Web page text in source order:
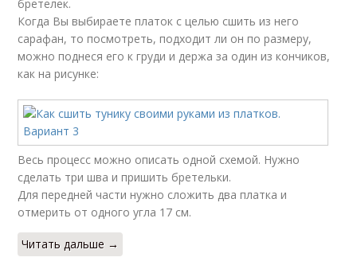
бретелек.
Когда Вы выбираете платок с целью сшить из него
сарафан, то посмотреть, подходит ли он по размеру,
можно поднеся его к груди и держа за один из кончиков,
как на рисунке:
Весь процесс можно описать одной схемой. Нужно
сделать три шва и пришить бретельки.
Для передней части нужно сложить два платка и
отмерить от одного угла 17 см.
Читать дальше →